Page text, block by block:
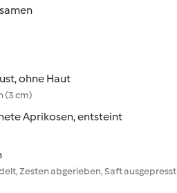
ohne Haut
(3 cm)
Aprikosen, entsteint
Zesten abgerieben, Saft ausgepresst